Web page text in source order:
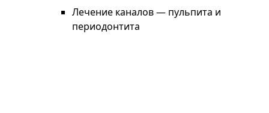
Лечение каналов — пульпита и
периодонтита